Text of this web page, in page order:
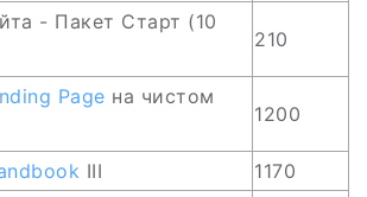
- Пакет Старт (10
210
Page на чистом
1200
III
1170